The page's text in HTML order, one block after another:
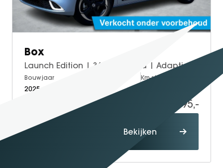
GT Coupé
S-Klasse
smart #1
smart #3
Free
Dongfeng
Box
Launch Edition | 360° Camera | Adaptieve Cruise Control | Elektrisch Verstelbare Bestuurdersstoel + Geheugen | Stoelverwarming Bestuurder | Stoelventilatie Bestuurder | Apple Carplay | Android Auto | Sfeerverlichting | Elektrisch Inklapbare Buitenspiegels
Bouwjaar
2025
Km-stand
19.995,-
Bekijken